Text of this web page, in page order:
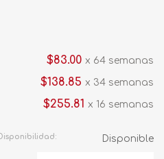
$83.00 x 64 semanas
$138.85 x 34 semanas
$255.81 x 16 semanas
Disponibilidad: Disponible